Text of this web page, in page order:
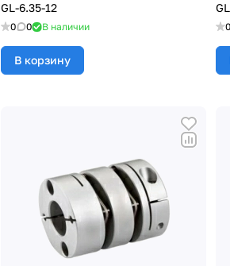
GL-6.35-12
0 0 В наличии
В корзину
0